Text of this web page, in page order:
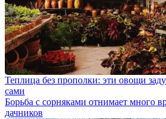
Теплица без прополки: эти овощи
сами
Борьба с сорняками отнимает много
дачников